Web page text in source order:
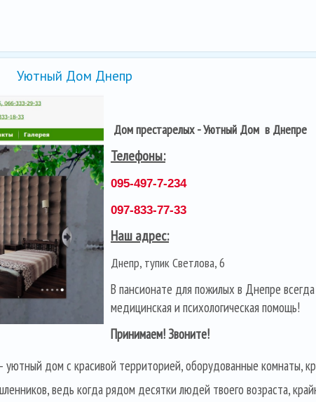
Уютный Дом Днепр
Дом престарелых - Уютный Дом в Днепре
Телефоны:
095-497-7-234
097-833-77-33
Наш адрес:
Днепр, тупик Светлова, 6
В пансионате для пожилых в Днепре
медицинская и психологическая помощь!
Принимаем! Звоните!
дом с красивой территорией, оборудованные комнаты,
ведь когда рядом десятки людей твоего возраста,